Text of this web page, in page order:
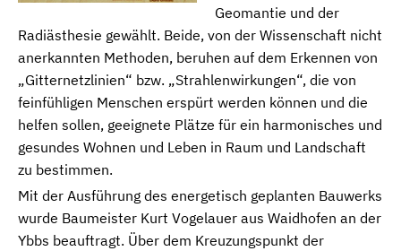
Geomantie und der
Radiästhesie gewählt. Beide, von der Wissenschaft nicht
anerkannten Methoden, beruhen auf dem Erkennen von
„Gitternetzlinien“ bzw. „Strahlenwirkungen“, die von
feinfühligen Menschen erspürt werden können und die
helfen sollen, geeignete Plätze für ein harmonisches und
gesundes Wohnen und Leben in Raum und Landschaft
zu bestimmen.
Mit der Ausführung des energetisch geplanten Bauwerks
wurde Baumeister Kurt Vogelauer aus Waidhofen an der
Ybbs beauftragt. Über dem Kreuzungspunkt der